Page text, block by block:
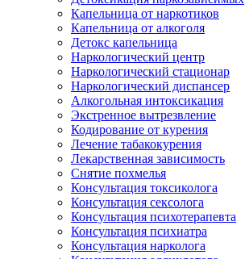
Капельница от наркотиков
Капельница от алкоголя
Детокс капельница
Наркологический центр
Наркологический стационар
Наркологический диспансер
Алкогольная интоксикация
Экстренное вытрезвление
Кодирование от курения
Лечение табакокурения
Лекарственная зависимость
Снятие похмелья
Консультация токсиколога
Консультация сексолога
Консультация психотерапевта
Консультация психиатра
Консультация нарколога